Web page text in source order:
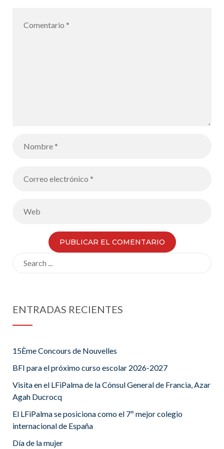
ENTRADAS RECIENTES
15Ème Concours de Nouvelles
BFI para el próximo curso escolar 2026-2027
Visita en el LFiPalma de la Cónsul General de Francia, Azar
Agah Ducrocq
El LFiPalma se posiciona como el 7º mejor colegio
internacional de España
Día de la mujer